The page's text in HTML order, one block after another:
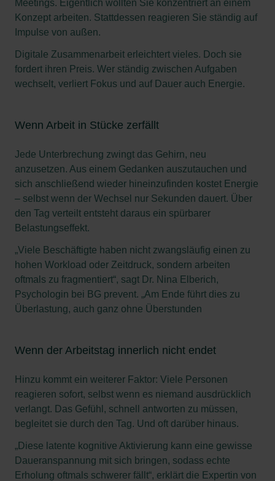
Meetings. Eigentlich wollten Sie konzentriert an einem
Konzept arbeiten. Stattdessen reagieren Sie ständig auf
Impulse von außen.
Digitale Zusammenarbeit erleichtert vieles. Doch sie
fordert ihren Preis. Wer ständig zwischen Aufgaben
wechselt, verliert Fokus und auf Dauer auch Energie.
Wenn Arbeit in Stücke zerfällt
Jede Unterbrechung zwingt das Gehirn, neu
anzusetzen. Aus einem Gedanken auszutauchen und
sich anschließend wieder hineinzufinden kostet Energie
– selbst wenn der Wechsel nur Sekunden dauert. Über
den Tag verteilt entsteht daraus ein spürbarer
Belastungseffekt.
„Viele Beschäftigte haben nicht zwangsläufig einen zu
hohen Workload oder Zeitdruck, sondern arbeiten
oftmals zu fragmentiert“, sagt Dr. Nina Elberich,
Psychologin bei BG prevent. „Am Ende führt dies zu
Überlastung, auch ganz ohne Überstunden
Wenn der Arbeitstag innerlich nicht endet
Hinzu kommt ein weiterer Faktor: Viele Personen
reagieren sofort, selbst wenn es niemand ausdrücklich
verlangt. Das Gefühl, schnell antworten zu müssen,
begleitet sie durch den Tag. Und oft darüber hinaus.
„Diese latente kognitive Aktivierung kann eine gewisse
Daueranspannung mit sich bringen, sodass echte
Erholung oftmals schwerer fällt“, erklärt die Expertin von